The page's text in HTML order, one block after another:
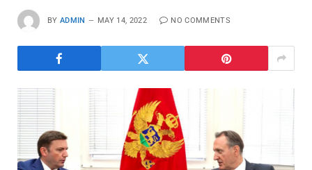
BY ADMIN MAY 14, 2022 NO COMMENTS